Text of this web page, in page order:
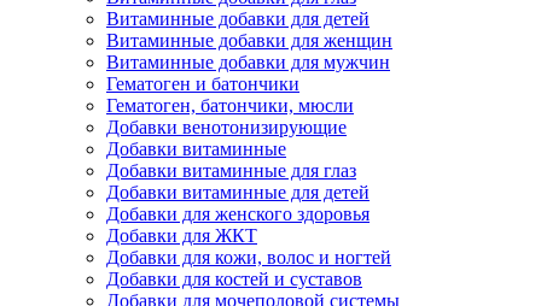
Витаминные добавки для детей
Витаминные добавки для женщин
Витаминные добавки для мужчин
Гематоген и батончики
Гематоген, батончики, мюсли
Добавки венотонизирующие
Добавки витаминные
Добавки витаминные для глаз
Добавки витаминные для детей
Добавки для женского здоровья
Добавки для ЖКТ
Добавки для кожи, волос и ногтей
Добавки для костей и суставов
Добавки для мочеполовой системы